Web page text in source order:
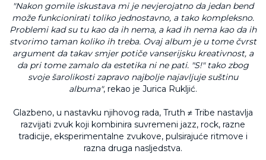
"Nakon gomile iskustava mi je nevjerojatno da jedan bend
može funkcionirati toliko jednostavno, a tako kompleksno.
Problemi kad su tu kao da ih nema, a kad ih nema kao da ih
stvorimo taman koliko ih treba. Ovaj album je u tome čvrst
argument da takav smjer potiče vanserijsku kreativnost, a
da pri tome zamalo da estetika ni ne pati. "S!" tako zbog
svoje šarolikosti zapravo najbolje najavljuje suštinu
albuma", rekao je Jurica Rukljić.
Glazbeno, u nastavku njihovog rada, Truth ≠ Tribe nastavlja
razvijati zvuk koji kombinira suvremeni jazz, rock, razne
tradicije, eksperimentalne zvukove, pulsirajuće ritmove i
razna druga nasljedstva.